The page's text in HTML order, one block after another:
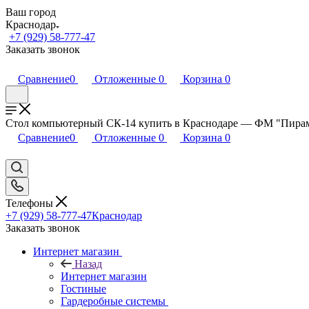
Ваш город
Краснодар
+7 (929) 58-777-47
Заказать звонок
Сравнение0 Отложенные 0 Корзина 0
Стол компьютерный СК-14 купить в Краснодаре — ФМ
Сравнение0 Отложенные 0 Корзина 0
Телефоны
+7 (929) 58-777-47Краснодар
Заказать звонок
Интернет магазин
Назад
Интернет магазин
Гостиные
Гардеробные системы